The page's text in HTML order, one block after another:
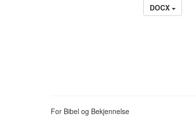
DOCX
For Bibel og Bekjennelse